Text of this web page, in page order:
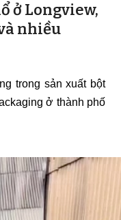
ở Longview,
nhiều
trong sản xuất bột
ở thành phố